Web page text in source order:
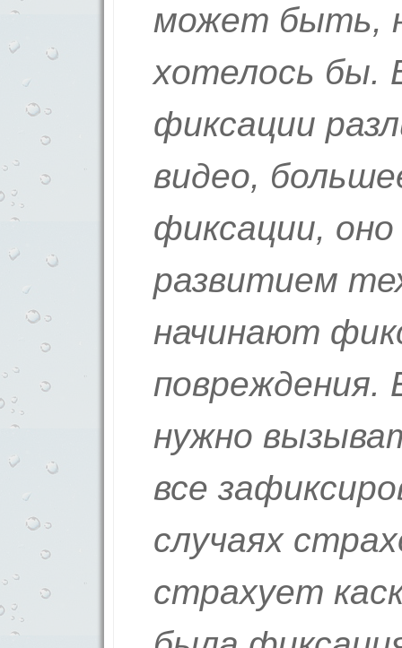
может быть,
хотелось бы.
фиксации
видео,
фиксации,
развитием
начинают
повреждения.
нужно
все
случаях
страхует